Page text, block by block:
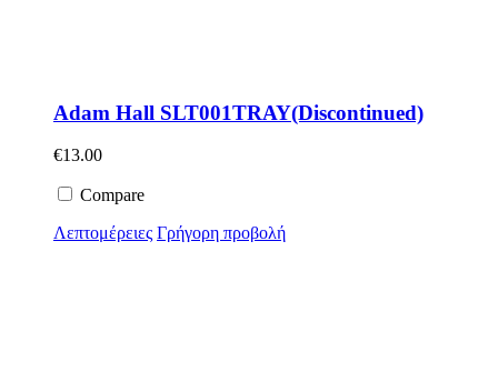
Adam Hall SLT001TRAY(Discontinued)
€13.00
Compare
Λεπτομέρειες Γρήγορη προβολή